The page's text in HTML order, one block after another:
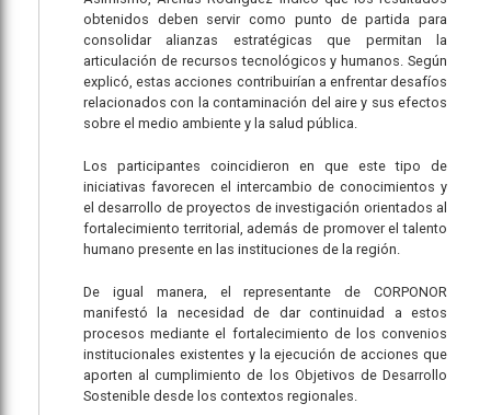
obtenidos deben servir como punto de partida para
consolidar alianzas estratégicas que permitan la
articulación de recursos tecnológicos y humanos. Según
explicó, estas acciones contribuirían a enfrentar desafíos
relacionados con la contaminación del aire y sus efectos
sobre el medio ambiente y la salud pública.
Los participantes coincidieron en que este tipo de
iniciativas favorecen el intercambio de conocimientos y
el desarrollo de proyectos de investigación orientados al
fortalecimiento territorial, además de promover el talento
humano presente en las instituciones de la región.
De igual manera, el representante de CORPONOR
manifestó la necesidad de dar continuidad a estos
procesos mediante el fortalecimiento de los convenios
institucionales existentes y la ejecución de acciones que
aporten al cumplimiento de los Objetivos de Desarrollo
Sostenible desde los contextos regionales.